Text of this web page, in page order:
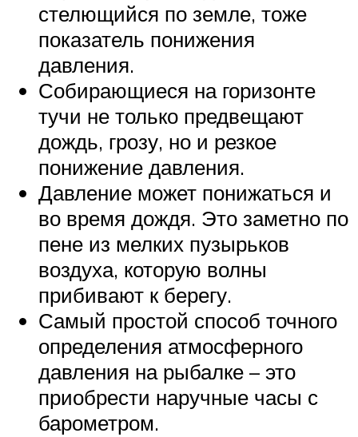
стелющийся по земле, тоже
показатель понижения
давления.
Собирающиеся на горизонте
тучи не только предвещают
дождь, грозу, но и резкое
понижение давления.
Давление может понижаться и
во время дождя. Это заметно по
пене из мелких пузырьков
воздуха, которую волны
прибивают к берегу.
Самый простой способ точного
определения атмосферного
давления на рыбалке – это
приобрести наручные часы с
барометром.